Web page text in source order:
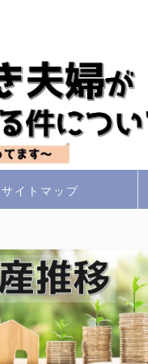
サイトマップ